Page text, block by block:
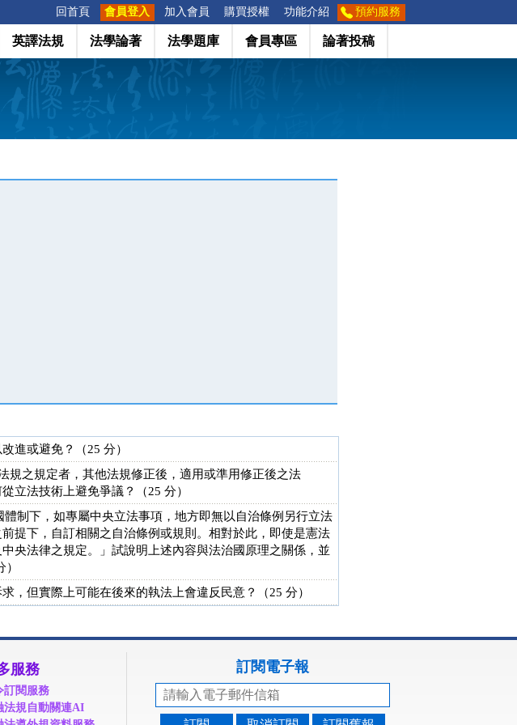
回首頁 會員登入 加入會員 購買授權 功能介紹 預約服務
英譯法規 法學論著 法學題庫 會員專區 論著投稿
進或避免？（25 分）
規之規定者，其他法規修正後，適用或準用修正後之法
立法技術上避免爭議？（25 分）
制下，如專屬中央立法事項，地方即無以自治條例另行立法
提下，自訂相關之自治條例或規則。相對於此，即使是憲法
央法律之規定。」試說明上述內容與法治國原理之關係，並
，但實際上可能在後來的執法上會違反民意？（25 分）
服務
訂閱服務
法規自動關連AI
訂閱電子報